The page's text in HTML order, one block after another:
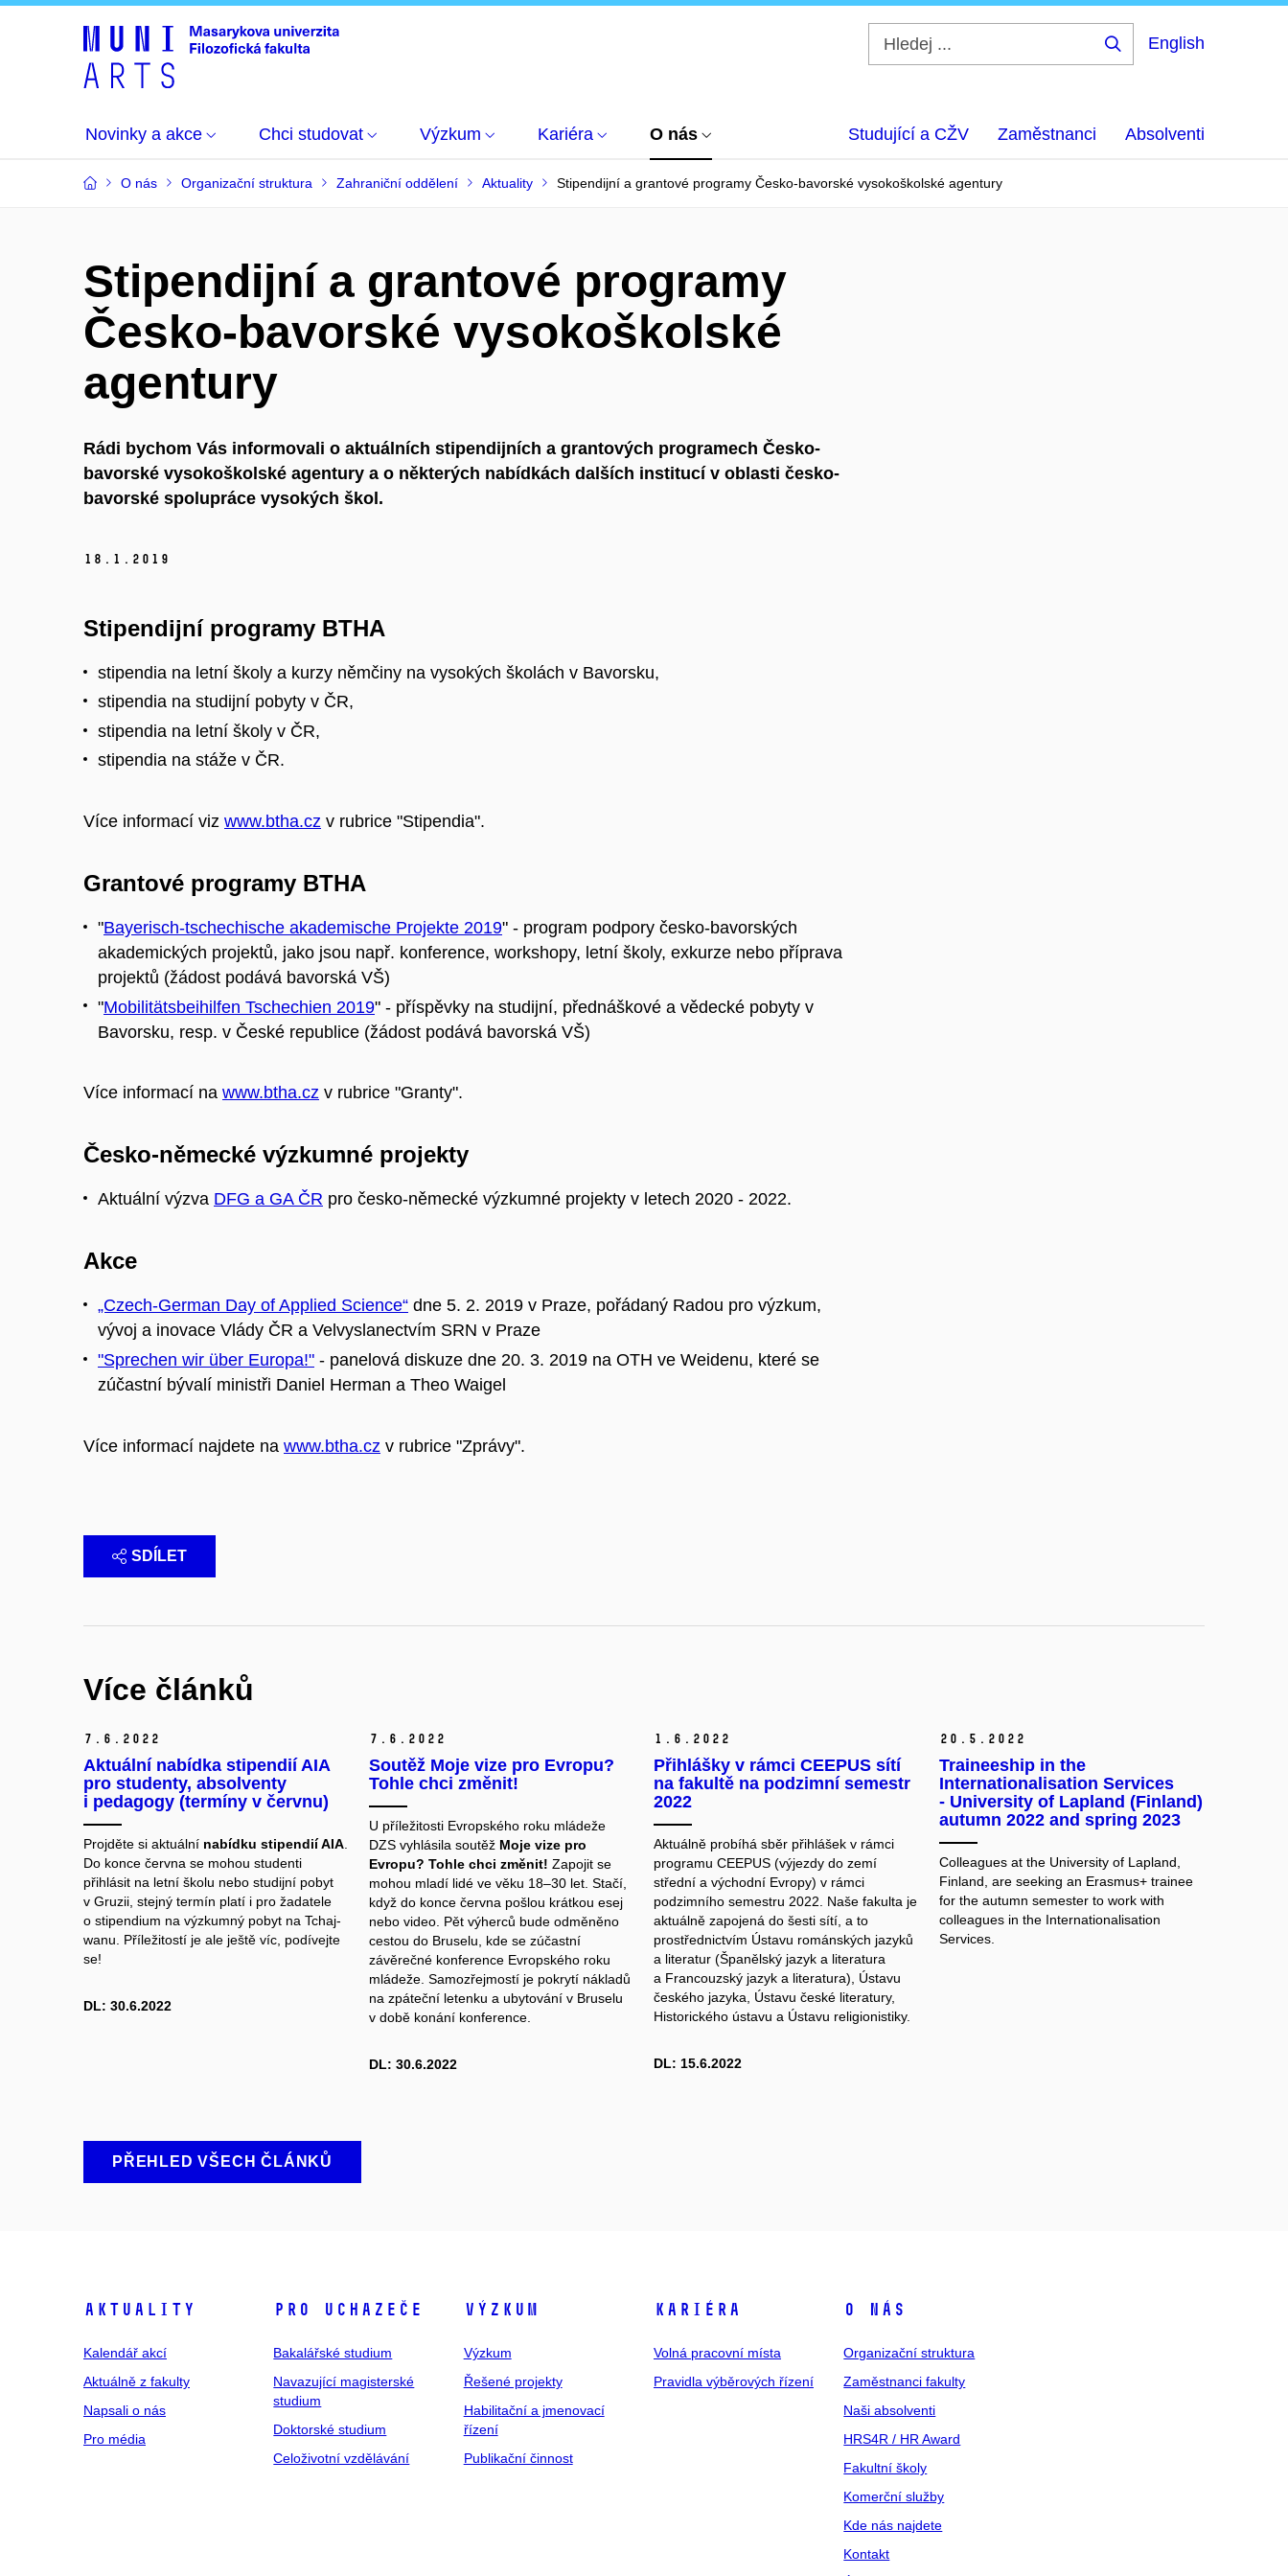
English
Novinky a akce Chci studovat Výzkum Kariéra O nás Studující a CŽV Zaměstnanci Absolventi
O nás Organizační struktura Zahraniční oddělení Aktuality Stipendijní a grantové programy Česko-bavorské vysokoškolské agentury
Stipendijní a grantové programy
Česko-bavorské vysokoškolské
agentury
Rádi bychom Vás informovali o aktuálních stipendijních a grantových programech Česko-
bavorské vysokoškolské agentury a o některých nabídkách dalších institucí v oblasti česko-
bavorské spolupráce vysokých škol.
18. 1. 2019
Stipendijní programy BTHA
stipendia na letní školy a kurzy němčiny na vysokých školách v Bavorsku,
stipendia na studijní pobyty v ČR,
stipendia na letní školy v ČR,
stipendia na stáže v ČR.
Více informací viz www.btha.cz v rubrice "Stipendia".
Grantové programy BTHA
"Bayerisch-tschechische akademische Projekte 2019" - program podpory česko-bavorských
akademických projektů, jako jsou např. konference, workshopy, letní školy, exkurze nebo příprava
projektů (žádost podává bavorská VŠ)
"Mobilitätsbeihilfen Tschechien 2019" - příspěvky na studijní, přednáškové a vědecké pobyty v
Bavorsku, resp. v České republice (žádost podává bavorská VŠ)
Více informací na www.btha.cz v rubrice "Granty".
Česko-německé výzkumné projekty
Aktuální výzva DFG a GA ČR pro česko-německé výzkumné projekty v letech 2020 - 2022.
Akce
„Czech-German Day of Applied Science“ dne 5. 2. 2019 v Praze, pořádaný Radou pro výzkum,
vývoj a inovace Vlády ČR a Velvyslanectvím SRN v Praze
"Sprechen wir über Europa!" - panelová diskuze dne 20. 3. 2019 na OTH ve Weidenu, které se
zúčastní bývalí ministři Daniel Herman a Theo Waigel
Více informací najdete na www.btha.cz v rubrice "Zprávy".
SDÍLET
Více článků
7. 6. 2022
Aktuální nabídka stipendií AIA
pro studenty, absolventy
i pedagogy (termíny v červnu)
Projděte si aktuální nabídku stipendií AIA
Do konce června se mohou studenti
přihlásit na letní školu nebo studijní pobyt
v Gruzii, stejný termín platí i pro žadatele
o stipendium na výzkumný pobyt na Tchaj-
wanu. Příležitostí je ale ještě víc, podívejte
se!
DL: 30.6.2022
7. 6. 2022
Soutěž Moje vize pro Evropu?
Tohle chci změnit!
U příležitosti Evropského roku mládeže
DZS vyhlásila soutěž Moje vize pro
Evropu? Tohle chci změnit! Zapojit se
mohou mladí lidé ve věku 18–30 let. Stačí,
když do konce června pošlou krátkou esej
nebo video. Pět výherců bude odměněno
cestou do Bruselu, kde se zúčastní
závěrečné konference Evropského roku
mládeže. Samozřejmostí je pokrytí nákladů
na zpáteční letenku a ubytování v Bruselu
v době konání konference.
DL: 30.6.2022
1. 6. 2022
Přihlášky v rámci CEEPUS sítí
na fakultě na podzimní semestr
2022
Aktuálně probíhá sběr přihlášek v rámci
programu CEEPUS (výjezdy do zemí
střední a východní Evropy) v rámci
podzimního semestru 2022. Naše fakulta je
aktuálně zapojená do šesti sítí, a to
prostřednictvím Ústavu románských jazyků
a literatur (Španělský jazyk a literatura
a Francouzský jazyk a literatura), Ústavu
českého jazyka, Ústavu české literatury,
Historického ústavu a Ústavu religionistiky.
DL: 15.6.2022
20. 5. 2022
Traineeship in the
Internationalisation Services
- University of Lapland (Finland)
autumn 2022 and spring 2023
Colleagues at the University of Lapland,
Finland, are seeking an Erasmus+ trainee
for the autumn semester to work with
colleagues in the Internationalisation
Services.
PŘEHLED VŠECH ČLÁNKŮ
Aktuality
Kalendář akcí
Aktuálně z fakulty
Napsali o nás
Pro média
Pro uchazeče
Bakalářské studium
Navazující magisterské
studium
Doktorské studium
Celoživotní vzdělávání
Výzkum
Výzkum
Řešené projekty
Habilitační a jmenovací
řízení
Publikační činnost
Kariéra
Volná pracovní místa
Pravidla výběrových řízení
O nás
Organizační struktura
Zaměstnanci fakulty
Naši absolventi
HRS4R / HR Award
Fakultní školy
Komerční služby
Kde nás najdete
Kontakt